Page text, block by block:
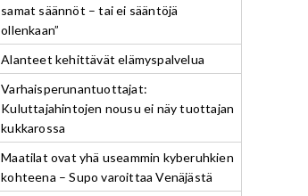
samat säännöt – tai ei sääntöjä
ollenkaan”
Alanteet kehittävät elämyspalvelua
Varhaisperunantuottajat:
Kuluttajahintojen nousu ei näy tuottajan
kukkarossa
Maatilat ovat yhä useammin kyberuhkien
kohteena – Supo varoittaa Venäjästä